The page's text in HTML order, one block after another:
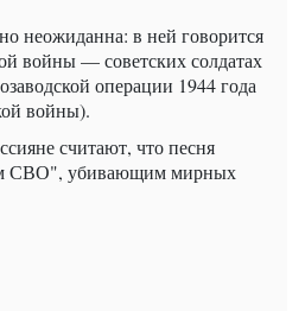
неожиданна: в ней говорится
войны — советских солдатах
операции 1944 года
войны).
считают, что песня
СВО", убивающим мирных